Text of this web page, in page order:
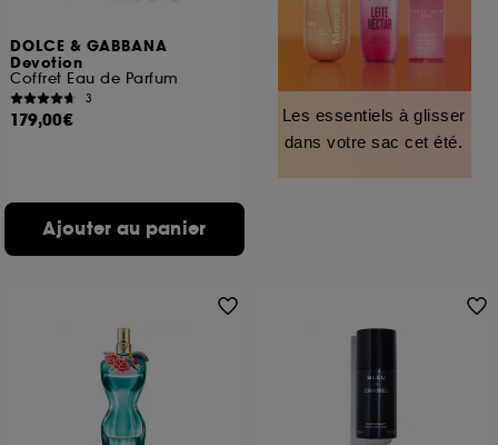
DOLCE & GABBANA
Devotion
Coffret Eau de Parfum
3
179,00€
Ajouter au panier
Les essentiels à glisser
dans votre sac cet été.